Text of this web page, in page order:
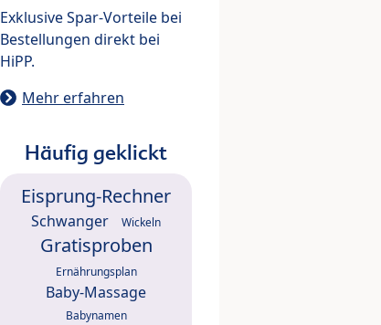
Exklusive Spar-Vorteile bei
Bestellungen direkt bei
HiPP.
Mehr erfahren
Häufig geklickt
Eisprung-Rechner
Schwanger Wickeln
Gratisproben
Ernährungsplan
Baby-Massage
Babynamen